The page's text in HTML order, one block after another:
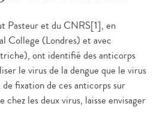
Pasteur et du CNRS[1], en
College (Londres) et avec
ont identifié des anticorps
le virus de la dengue que le virus
fixation de ces anticorps sur
chez les deux virus, laisse envisager